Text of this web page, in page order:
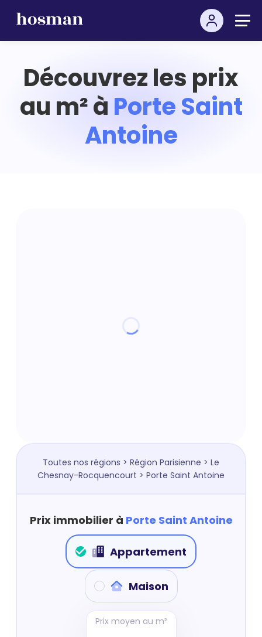
Découvrez les prix
au m² à Porte Saint
Antoine
Toutes nos régions > Région Parisienne > Le
Chesnay-Rocquencourt > Porte Saint Antoine
Prix immobilier à Porte Saint Antoine
Appartement
Maison
Prix moyen au m²